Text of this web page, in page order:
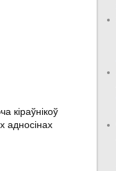
кіраўнікоў
адносінах